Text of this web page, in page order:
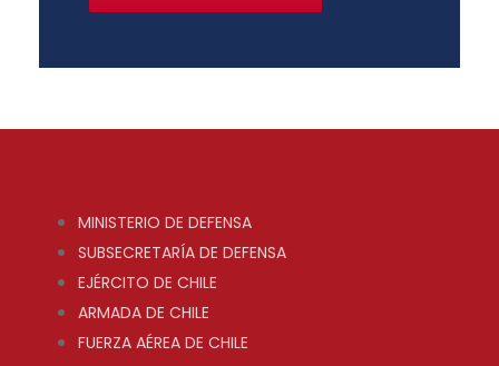
MINISTERIO DE DEFENSA
SUBSECRETARÍA DE DEFENSA
EJÉRCITO DE CHILE
ARMADA DE CHILE
FUERZA AÉREA DE CHILE